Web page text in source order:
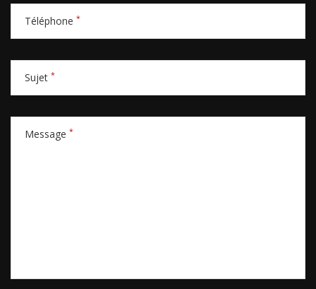
Téléphone *
Sujet *
Message *